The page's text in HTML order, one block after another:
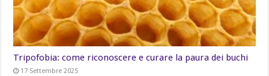
Tripofobia: come riconoscere e curare la paura dei buchi
17 Settembre 2025